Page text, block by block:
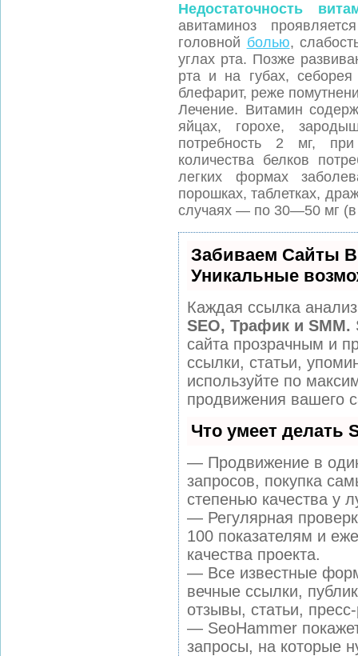
Недостаточность
авитаминоз
головной болью,
углах рта. Позже
рта и на губах,
блефарит, реже
Лечение. Витамин
яйцах, горохе,
потребность 2 мг,
количества белков
легких формах
порошках, таблетках,
случаях — по 30—50 мг
Забиваем Сайты
Уникальные
Каждая ссылка
SEO, Трафик и SMM.
сайта прозрачным и
ссылки, статьи,
используйте по
продвижения вашего
Что умеет делать
— Продвижение в
запросов, покупка
степенью качества у
— Регулярная
100 показателям и
качества проекта.
— Все известные
вечные ссылки,
отзывы, статьи,
— SeoHammer
запросы, на которые